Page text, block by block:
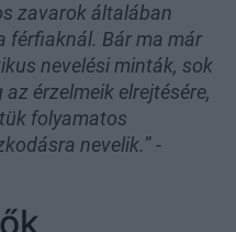
zavarok általában
férfiaknál. Bár ma már
nevelési minták, sok
érzelmeik elrejtésére,
folyamatos
nevelik.” -